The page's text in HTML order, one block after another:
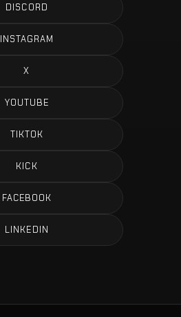
DISCORD
INSTAGRAM
X
YOUTUBE
TIKTOK
KICK
FACEBOOK
LINKEDIN